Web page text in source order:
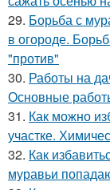
29. Борьба с
в огороде.
"против"
30. Работы на
Основные
31. Как можно
участке.
32. Как
муравьи